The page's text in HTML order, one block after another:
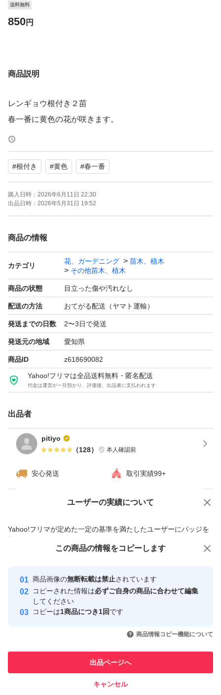
送料無料
850円
商品説明
レンギョウ根付き２苗
春一番に黄色の花が咲きます。
#根付き #黄色 #春一番
購入日時： 2026年6月11日 22:30
出品日時： 2026年5月31日 19:52
商品の情報
カテゴリ
花、ガーデニング
苗木、植木
その他苗木、植木
商品の状態 目立った傷や汚れなし
配送の方法 おてがる配送（ヤマト運輸）
発送までの日数 2〜3日で発送
発送元の地域 愛知県
商品ID z618690082
Yahoo!フリマは全品送料無料・匿名配送
代金は運営が一旦預かり、評価後、出品者に支払われます
出品者
pitiyo
（128） 本人確認前
安心発送 取引実績99+
ユーザーの実績について
Yahoo!フリマが定めた一定の基準を満たしたユーザーにバッジを
付与しています
安心取引出品者
心・安全なユーザーです
取引実績
引を完了させた実績があります
での取引実績があります
価格の相談 商品への質問
この商品の情報をコピーします
商品画像の無断転載は禁止されています
コピーされた情報は必ずご自身の商品に合わせて編集
してください
コピーは1商品につき1回です
商品情報コピー機能について
出品ページへ
キャンセル
この商品をみている人にオススメ